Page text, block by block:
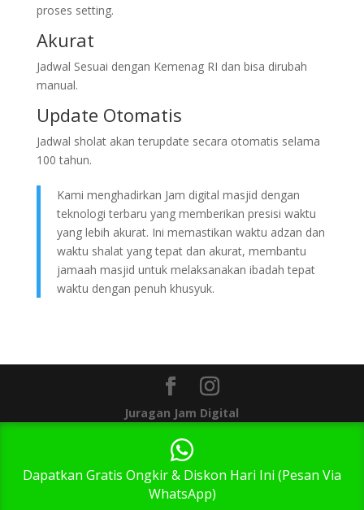
proses setting.
Akurat
Jadwal Sesuai dengan Kemenag RI dan bisa dirubah
manual.
Update Otomatis
Jadwal sholat akan terupdate secara otomatis selama
100 tahun.
Kami menghadirkan Jam digital masjid dengan
teknologi terbaru yang memberikan presisi waktu
yang lebih akurat. Ini memastikan waktu adzan dan
waktu shalat yang tepat dan akurat, membantu
jamaah masjid untuk melaksanakan ibadah tepat
waktu dengan penuh khusyuk.
Juragan Jam Digital
Dapatkan Gratis Ongkir & Diskon Hari Ini (Pesan Via
WhatsApp)